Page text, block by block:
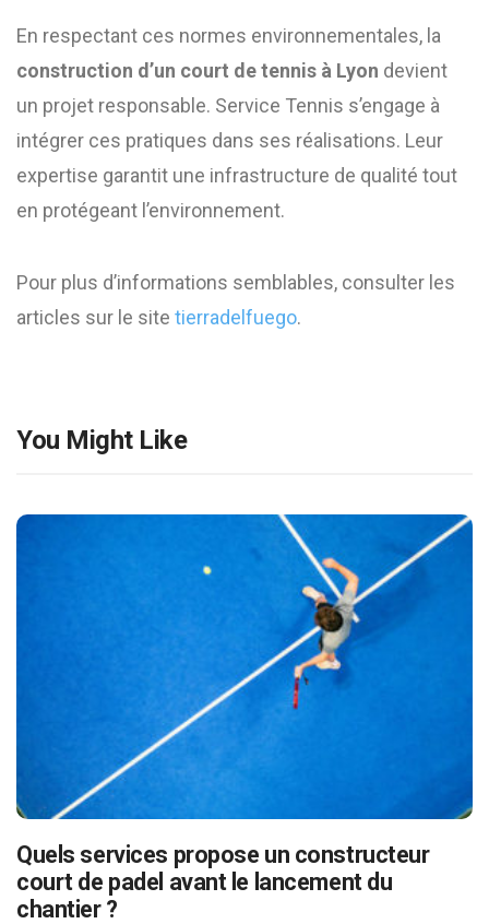
En respectant ces normes environnementales, la
construction d’un court de tennis à Lyon devient
un projet responsable. Service Tennis s’engage à
intégrer ces pratiques dans ses réalisations. Leur
expertise garantit une infrastructure de qualité tout
en protégeant l’environnement.
Pour plus d’informations semblables, consulter les
articles sur le site tierradelfuego.
You Might Like
Quels services propose un constructeur
court de padel avant le lancement du
chantier ?